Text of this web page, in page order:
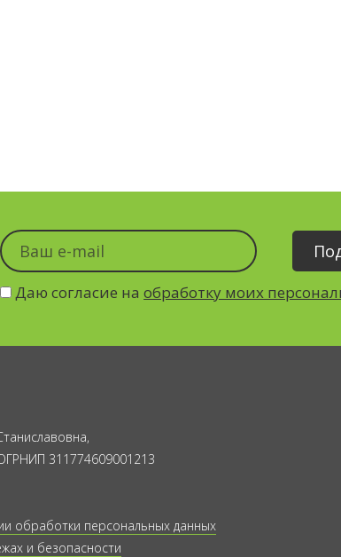
Даю согласие наобработку моих
311774609001213
обработки персональных данных
и безопасности